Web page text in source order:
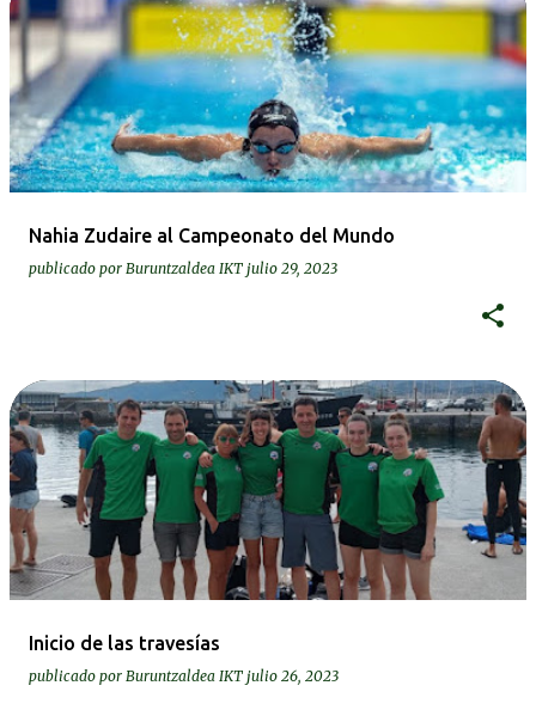
Nahia Zudaire al Campeonato del Mundo
publicado por Buruntzaldea IKT julio 29, 2023
Inicio de las travesías
publicado por Buruntzaldea IKT julio 26, 2023